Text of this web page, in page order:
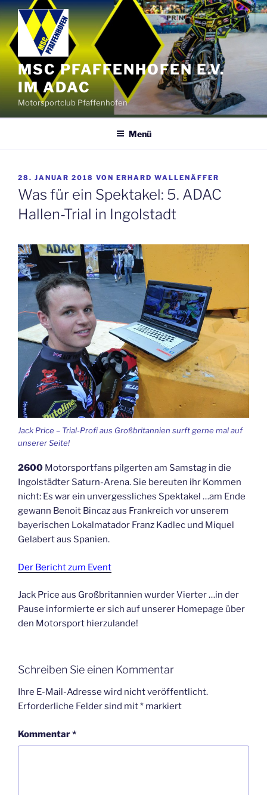
Zum
Inhalt
springen
MSC PFAFFENHOFEN E.V.
IM ADAC
Motorsportclub Pfaffenhofen
Menü
VERÖFFENTLICHT
AM
28. JANUAR 2018 VON ERHARD WALLENÄFFER
Was für ein Spektakel: 5. ADAC
Hallen-Trial in Ingolstadt
Jack Price – Trial-Profi aus Großbritannien surft gerne mal auf
unserer Seite!
2600 Motorsportfans pilgerten am Samstag in die
Ingolstädter Saturn-Arena. Sie bereuten ihr Kommen
nicht: Es war ein unvergessliches Spektakel …am Ende
gewann Benoit Bincaz aus Frankreich vor unserem
bayerischen Lokalmatador Franz Kadlec und Miquel
Gelabert aus Spanien.
Der Bericht zum Event
Jack Price aus Großbritannien wurder Vierter …in der
Pause informierte er sich auf unserer Homepage über
den Motorsport hierzulande!
Schreiben Sie einen Kommentar
Ihre E-Mail-Adresse wird nicht veröffentlicht.
Erforderliche Felder sind mit* markiert
Kommentar*